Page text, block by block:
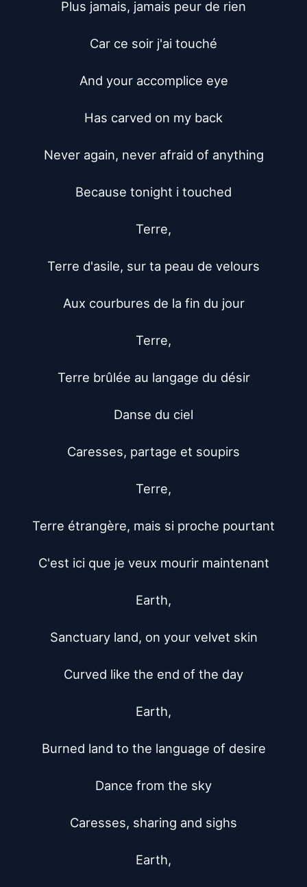
Plus jamais, jamais peur de rien
Car ce soir j'ai touché
And your accomplice eye
Has carved on my back
Never again, never afraid of anything
Because tonight i touched
Terre,
Terre d'asile, sur ta peau de velours
Aux courbures de la fin du jour
Terre,
Terre brûlée au langage du désir
Danse du ciel
Caresses, partage et soupirs
Terre,
Terre étrangère, mais si proche pourtant
C'est ici que je veux mourir maintenant
Earth,
Sanctuary land, on your velvet skin
Curved like the end of the day
Earth,
Burned land to the language of desire
Dance from the sky
Caresses, sharing and sighs
Earth,